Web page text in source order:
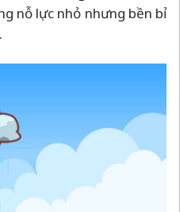
nỗ lực nhỏ nhưng bền bỉ